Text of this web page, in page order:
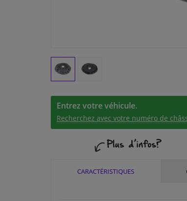
Entrez votre véhicule.
Recherchez avec votre numéro de
CARACTÉRISTIQUES